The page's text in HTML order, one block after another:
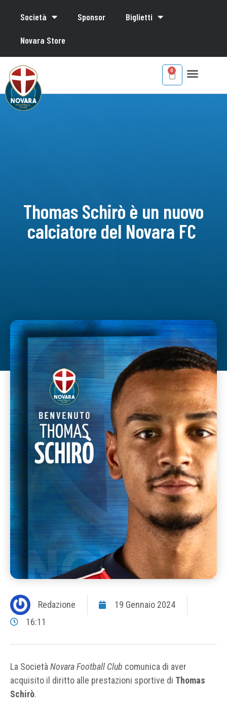
Società Sponsor Biglietti
Novara Store
Thomas Schirò è un nuovo
calciatore del Novara FC
Redazione
19 Gennaio 2024
16:11
La Società Novara Football Club comunica di aver
acquisito il diritto alle prestazioni sportive di Thomas
Schirò.